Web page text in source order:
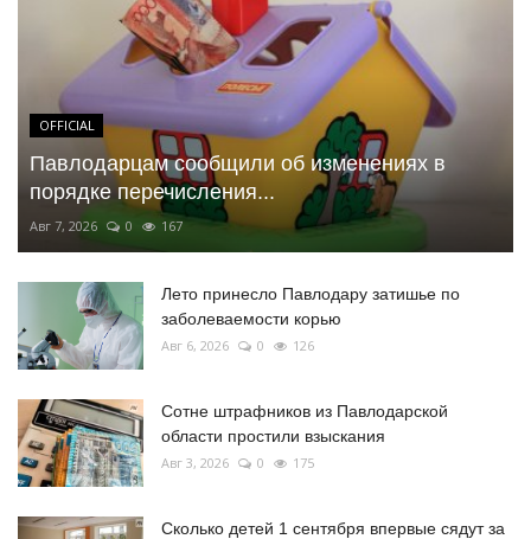
OFFICIAL
Павлодарцам сообщили об изменениях в
порядке перечисления...
Авг 7, 2026 0 167
Лето принесло Павлодару затишье по
заболеваемости корью
Авг 6, 2026 0 126
Сотне штрафников из Павлодарской
области простили взыскания
Авг 3, 2026 0 175
Сколько детей 1 сентября впервые сядут за